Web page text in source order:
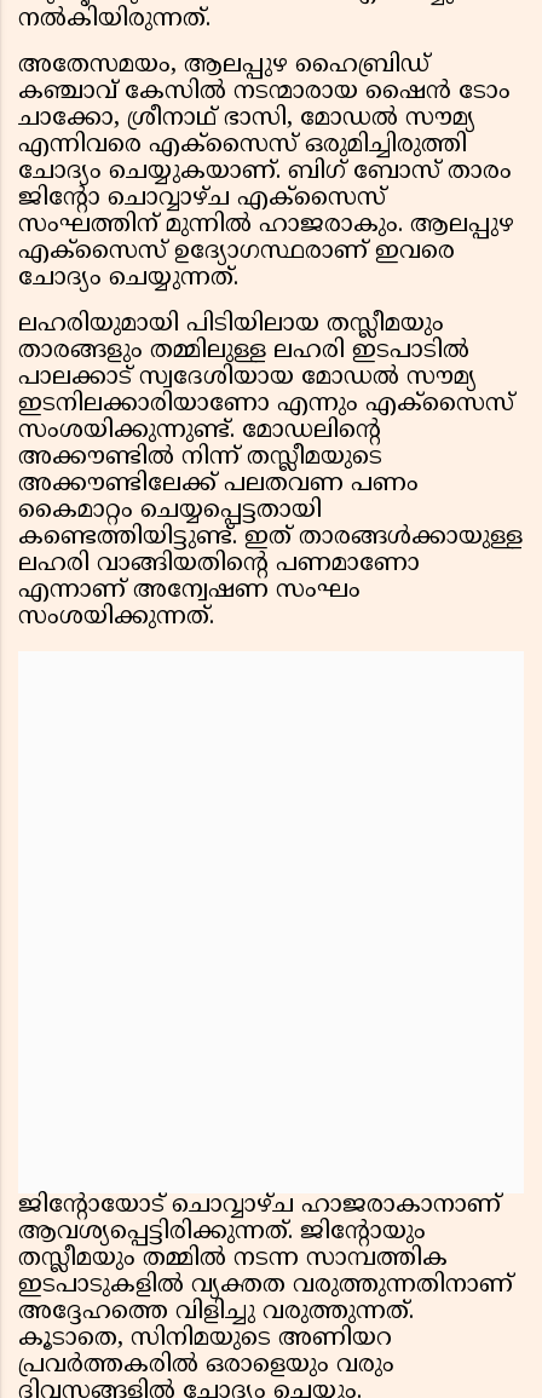
നൽകിയിരുന്നത്.
അതേസമയം, ആലപ്പുഴ ഹൈബ്രിഡ്
കഞ്ചാവ് കേസിൽ നടന്മാരായ ഷൈൻ ടോം
ചാക്കോ, ശ്രീനാഥ് ഭാസി, മോഡൽ സൗമ്യ
എന്നിവരെ എക്സൈസ് ഒരുമിച്ചിരുത്തി
ചോദ്യം ചെയ്യുകയാണ്. ബിഗ് ബോസ് താരം
ജിന്റോ ചൊവ്വാഴ്ച എക്സൈസ്
സംഘത്തിന് മുന്നിൽ ഹാജരാകും. ആലപ്പുഴ
എക്സൈസ് ഉദ്യോഗസ്ഥരാണ് ഇവരെ
ചോദ്യം ചെയ്യുന്നത്.
ലഹരിയുമായി പിടിയിലായ തസ്ലീമയും
താരങ്ങളും തമ്മിലുള്ള ലഹരി ഇടപാടിൽ
പാലക്കാട് സ്വദേശിയായ മോഡൽ സൗമ്യ
ഇടനിലക്കാരിയാണോ എന്നും എക്സൈസ്
സംശയിക്കുന്നുണ്ട്. മോഡലിന്റെ
അക്കൗണ്ടിൽ നിന്ന് തസ്ലീമയുടെ
അക്കൗണ്ടിലേക്ക് പലതവണ പണം
കൈമാറ്റം ചെയ്യപ്പെട്ടതായി
കണ്ടെത്തിയിട്ടുണ്ട്. ഇത് താരങ്ങൾക്കായുള്ള
ലഹരി വാങ്ങിയതിന്റെ പണമാണോ
എന്നാണ് അന്വേഷണ സംഘം
സംശയിക്കുന്നത്.
ജിന്റോയോട് ചൊവ്വാഴ്ച ഹാജരാകാനാണ്
ആവശ്യപ്പെട്ടിരിക്കുന്നത്. ജിന്റോയും
തസ്ലീമയും തമ്മിൽ നടന്ന സാമ്പത്തിക
ഇടപാടുകളിൽ വ്യക്തത വരുത്തുന്നതിനാണ്
അദ്ദേഹത്തെ വിളിച്ചു വരുത്തുന്നത്.
കൂടാതെ, സിനിമയുടെ അണിയറ
പ്രവർത്തകരിൽ ഒരാളെയും വരും